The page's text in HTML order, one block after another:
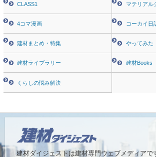
CLASS1 マテリアル
4コマ漫画 コーカイ日
建材まとめ・特集 やってみた
建材ライブラリー 建材Books
くらしの悩み解決
建材ダイジェストは建材専門ウェブメディアで